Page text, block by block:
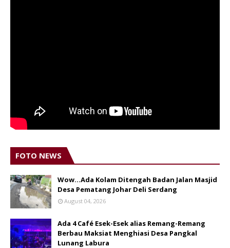
FOTO NEWS
Wow...Ada Kolam Ditengah Badan Jalan Masjid
Desa Pematang Johar Deli Serdang
August 04, 2026
Ada 4 Café Esek-Esek alias Remang-Remang
Berbau Maksiat Menghiasi Desa Pangkal
Lunang Labura